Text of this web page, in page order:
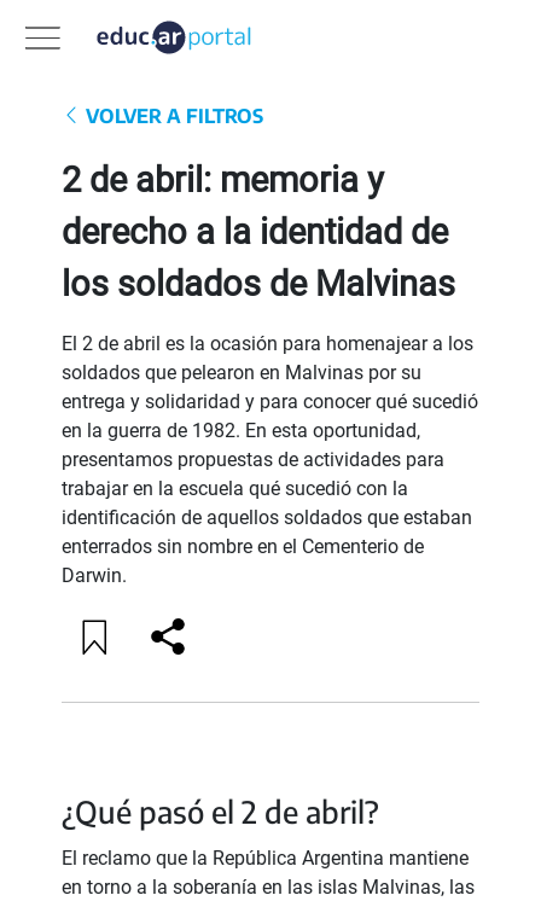
VOLVER A FILTROS
2 de abril: memoria y
derecho a la identidad de
los soldados de Malvinas
El 2 de abril es la ocasión para homenajear a los
soldados que pelearon en Malvinas por su
entrega y solidaridad y para conocer qué sucedió
en la guerra de 1982. En esta oportunidad,
presentamos propuestas de actividades para
trabajar en la escuela qué sucedió con la
identificación de aquellos soldados que estaban
enterrados sin nombre en el Cementerio de
Darwin.
¿Qué pasó el 2 de abril?
El reclamo que la República Argentina mantiene
en torno a la soberanía en las islas Malvinas, las